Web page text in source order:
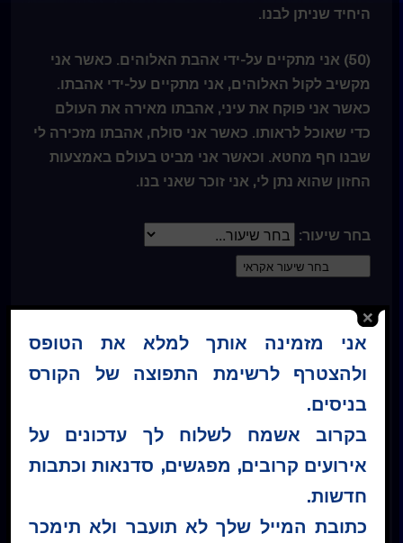
היחיד שניתן לבנו.
(50) אני מתקיים על-ידי אהבת האלוהים. כאשר אני
מקשיב לקול האלוהים, אני מתקיים על-ידי אהבתו.
כאשר אני פוקח את עיני, אהבתו מאירה את העולם
כדי שאוכל לראותו. כאשר אני סולח, אהבתו מזכירה לי
שבנו חף מחטא. וכאשר אני מביט בעולם באמצעות
החזון שהוא נתן לי, אני זוכר שאני בנו.
בחר שיעור:
השיעורים, מוגנים בזכויות יוצרים. אין לעשות בתכנים אלו
שימוש פרטי או מסחרי כלשהו. אין להפיץ, להעתיק או
לשכפל את הנ"ל ללא הסכמה בכתב מראש מ"קורס
בניסים – ישראל ®"
אני מזמינה אותך למלא את הטופס
ולהצטרף לרשימת התפוצה של הקורס
בניסים.
בקרוב אשמח לשלוח לך עדכונים על
אירועים קרובים, מפגשים, סדנאות וכתבות
חדשות.
כתובת המייל שלך לא תועבר ולא תימכר